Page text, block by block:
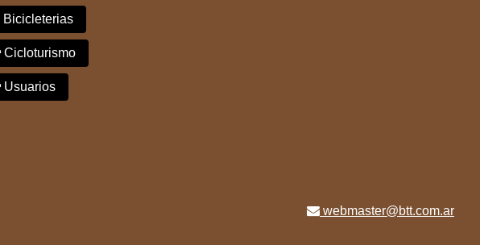
Bicicleterias
Cicloturismo
Usuarios
webmaster@btt.com.ar